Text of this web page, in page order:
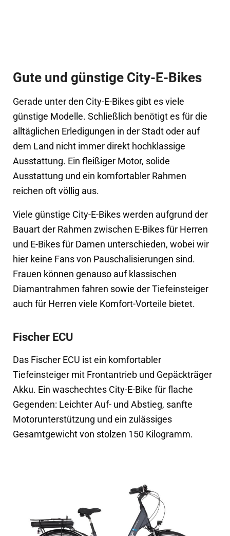
Gute und günstige City-E-Bikes
Gerade unter den City-E-Bikes gibt es viele
günstige Modelle. Schließlich benötigt es für die
alltäglichen Erledigungen in der Stadt oder auf
dem Land nicht immer direkt hochklassige
Ausstattung. Ein fleißiger Motor, solide
Ausstattung und ein komfortabler Rahmen
reichen oft völlig aus.
Viele günstige City-E-Bikes werden aufgrund der
Bauart der Rahmen zwischen E-Bikes für Herren
und E-Bikes für Damen unterschieden, wobei wir
hier keine Fans von Pauschalisierungen sind.
Frauen können genauso auf klassischen
Diamantrahmen fahren sowie der Tiefeinsteiger
auch für Herren viele Komfort-Vorteile bietet.
Fischer ECU
Das Fischer ECU ist ein komfortabler
Tiefeinsteiger mit Frontantrieb und Gepäckträger
Akku. Ein waschechtes City-E-Bike für flache
Gegenden: Leichter Auf- und Abstieg, sanfte
Motorunterstützung und ein zulässiges
Gesamtgewicht von stolzen 150 Kilogramm.